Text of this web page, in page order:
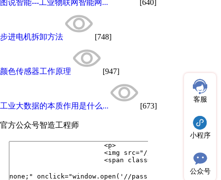
图说智能---工业物联网智能网... [640]
步进电机拆卸方法 [748]
颜色传感器工作原理 [947]
工业大数据的本质作用是什么... [673]
官方公众号智造工程师
客服
小程序
公众号